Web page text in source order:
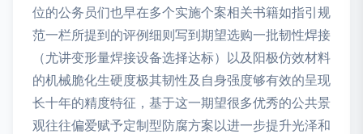
位的公务员们也早在多个实施个案相关书籍如指引规
范一栏所提到的评例细则写到期望选购一批韧性焊接
（尤讲变形量焊接设备选择达标）以及阳极仿效材料
的机械脆化生硬度极其韧性及自身强度够有效的呈现
长十年的精度特征，基于这一期望很多优秀的公共景
观往往偏爱赋予定制型防腐方案以进一步提升光泽和